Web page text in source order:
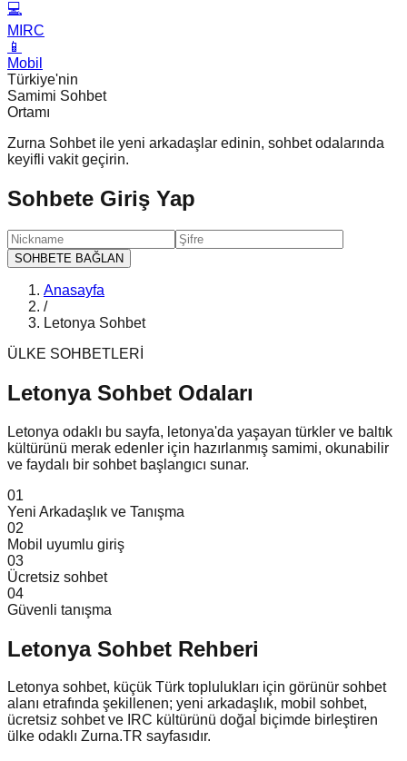
💻
MIRC
📱
Mobil
Türkiye'nin
Samimi Sohbet
Ortamı
Zurna Sohbet ile yeni arkadaşlar edinin, sohbet odalarında
keyifli vakit geçirin.
Sohbete Giriş Yap
SOHBETE BAĞLAN
Anasayfa
/
Letonya Sohbet
ÜLKE SOHBETLERİ
Letonya Sohbet Odaları
Letonya odaklı bu sayfa, letonya'da yaşayan türkler ve baltık
kültürünü merak edenler için hazırlanmış samimi, okunabilir
ve faydalı bir sohbet başlangıcı sunar.
01
Yeni Arkadaşlık ve Tanışma
02
Mobil uyumlu giriş
03
Ücretsiz sohbet
04
Güvenli tanışma
LetonyaSohbet Rehberi
Letonya sohbet, küçük Türk toplulukları için görünür sohbet
alanı etrafında şekillenen; yeni arkadaşlık, mobil sohbet,
ücretsiz sohbet ve IRC kültürünü doğal biçimde birleştiren
ülke odaklı Zurna.TR sayfasıdır.